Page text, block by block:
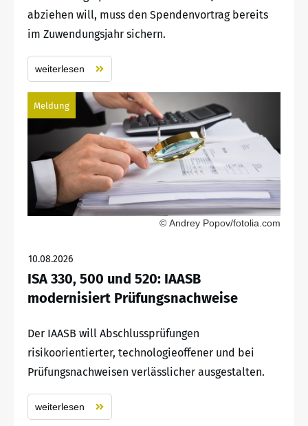
abziehen will, muss den Spendenvortrag bereits
im Zuwendungsjahr sichern.
weiterlesen
Meldung
© Andrey Popov/fotolia.com
10.08.2026
ISA 330, 500 und 520: IAASB
modernisiert Prüfungsnachweise
Der IAASB will Abschlussprüfungen
risikoorientierter, technologieoffener und bei
Prüfungsnachweisen verlässlicher ausgestalten.
weiterlesen